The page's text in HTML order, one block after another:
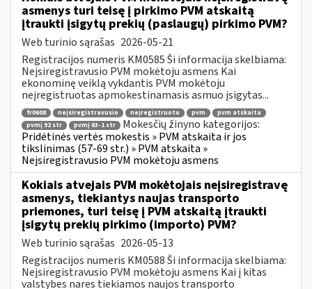
asmenys turi teisę į pirkimo PVM atskaitą
įtraukti įsigytų prekių (paslaugų) pirkimo PVM?
Web turinio sąrašas 2026-05-21
Registracijos numeris KM0585 Ši informacija skelbiama:
Neįsiregistravusio PVM mokėtoju asmens Kai
ekonominę veiklą vykdantis PVM mokėtoju
neįregistruotas apmokestinamasis asmuo įsigytas...
fr0608 neįsiregistravusio neįregistruoto pvm
pvm atskaita
pvmį 92 str
pvmį 63-1 str
Mokesčių žinyno kategorijos:
Pridėtinės vertės mokestis » PVM atskaita ir jos
tikslinimas (57-69 str.) » PVM atskaita »
Neįsiregistravusio PVM mokėtoju asmens
Kokiais atvejais PVM mokėtojais neįsiregistravę
asmenys, tiekiantys naujas transporto
priemones, turi teisę į PVM atskaitą įtraukti
įsigytų prekių pirkimo (importo) PVM?
Web turinio sąrašas 2026-05-13
Registracijos numeris KM0588 Ši informacija skelbiama:
Neįsiregistravusio PVM mokėtoju asmens Kai į kitas
valstybes nares tiekiamos naujos transporto